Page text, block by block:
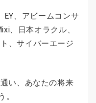
、アビームコンサ
、日本オラクル、
、サイバーエージ
い、あなたの将来
。